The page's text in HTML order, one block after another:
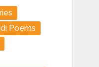
Poems